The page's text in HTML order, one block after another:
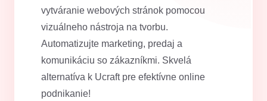
vytváranie webových stránok pomocou
vizuálneho nástroja na tvorbu.
Automatizujte marketing, predaj a
komunikáciu so zákazníkmi. Skvelá
alternatíva k Ucraft pre efektívne online
podnikanie!